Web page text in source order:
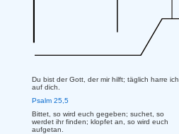
Du bist der Gott, der mir hilft; täglich harre ich
auf dich.
Psalm 25,5
Bittet, so wird euch gegeben; suchet, so
werdet ihr finden; klopfet an, so wird euch
aufgetan.